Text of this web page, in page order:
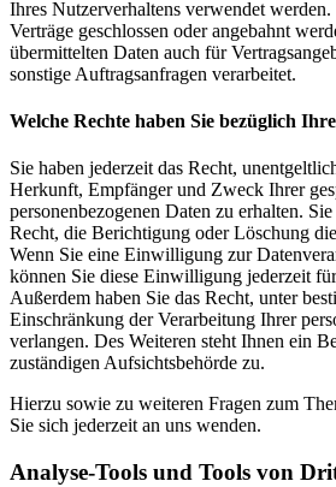
Ihres Nutzerverhaltens verwendet
Verträge geschlossen oder angebahnt
übermittelten Daten auch für
sonstige Auftragsanfragen verarbeitet.
Welche Rechte haben Sie bezüglich
Sie haben jederzeit das Recht,
Herkunft, Empfänger und Zweck Ihrer
personenbezogenen Daten zu erhalten.
Recht, die Berichtigung oder Löschung
Wenn Sie eine Einwilligung zur
können Sie diese Einwilligung jederzeit
Außerdem haben Sie das Recht, unter
Einschränkung der Verarbeitung Ihrer
verlangen. Des Weiteren steht Ihnen ein
zuständigen Aufsichtsbehörde zu.
Hierzu sowie zu weiteren Fragen zum
Sie sich jederzeit an uns wenden.
Analyse-Tools und Tools von